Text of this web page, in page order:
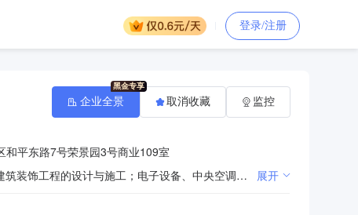
登录/注册
和平东路7号荣景园3号商业109室
计算机软硬件及外围辅助设备的技术开发、技术咨询；计算机系统集成；计算机网络工程、安防工程、建筑装饰工程的设计与施工；电子设备、中央空调、仪器仪表、消防器材、五金产品、计算机软硬件、日用百货、办公用品、灯具的销售及维修。（依法须经批准的项目，经相关部门批准后方可开展经营活动） 展开
企业全景 取消收藏 监控